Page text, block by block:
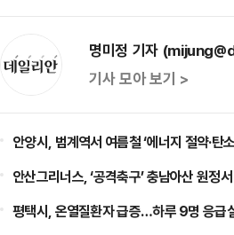
명미정 기자
기사 모아 보기 >
안양시, 범계역서 여름철 ‘에너지 절약·탄
안산그리너스, ‘공격축구’ 충남아산 원정
평택시, 온열질환자 급증…하루 9명 응급